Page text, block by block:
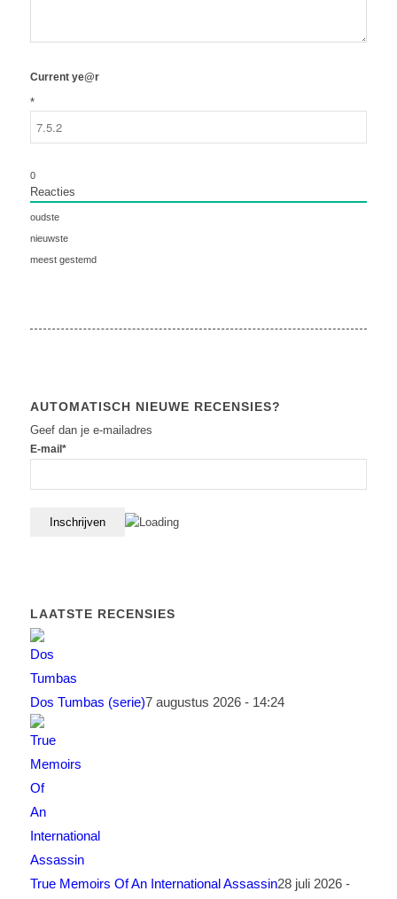
Current ye@r
*
0
Reacties
oudste
nieuwste
meest gestemd
AUTOMATISCH NIEUWE RECENSIES?
Geef dan je e-mailadres
E-mail*
LAATSTE RECENSIES
Dos Tumbas (serie)7 augustus 2026 - 14:24
True Memoirs Of An International Assassin28 juli 2026 -